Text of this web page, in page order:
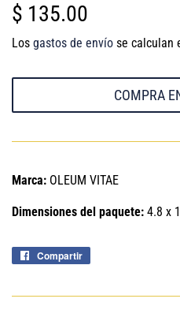
$ 135.00
135.00
Los gastos de envío se calculan
COMPRA
Marca: OLEUM VITAE
Dimensiones del paquete: 4.8 x
Compartir